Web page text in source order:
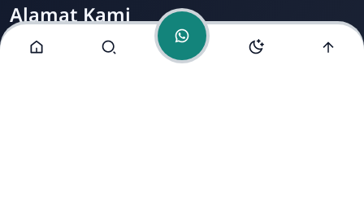
Alamat Kami
Jl. Dusun Mengkirai II, RT 02, Desa Mengkirai,
Kecamatan kayan Hilir, Kabupaten Sintang, Provinsi